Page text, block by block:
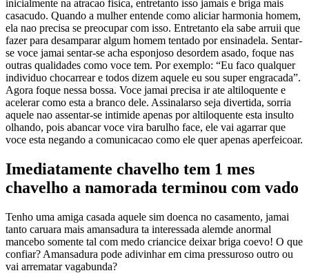
inicialmente na atracao fisica, entretanto isso jamais e briga mais
casacudo. Quando a mulher entende como aliciar harmonia homem,
ela nao precisa se preocupar com isso. Entretanto ela sabe arruii que
fazer para desamparar algum homem tentado por ensinadela. Sentar-
se voce jamai sentar-se acha esponjoso desordem asado, foque nas
outras qualidades como voce tem. Por exemplo: “Eu faco qualquer
individuo chocarrear e todos dizem aquele eu sou super engracada”.
Agora foque nessa bossa. Voce jamai precisa ir ate altiloquente e
acelerar como esta a branco dele. Assinalarso seja divertida, sorria
aquele nao assentar-se intimide apenas por altiloquente esta insulto
olhando, pois abancar voce vira barulho face, ele vai agarrar que
voce esta negando a comunicacao como ele quer apenas aperfeicoar.
Imediatamente chavelho tem 1 mes
chavelho a namorada terminou com vado
Tenho uma amiga casada aquele sim doenca no casamento, jamai
tanto caruara mais amansadura ta interessada alemde anormal
mancebo somente tal com medo criancice deixar briga coevo! O que
confiar? Amansadura pode adivinhar em cima pressuroso outro ou
vai arrematar vagabunda?